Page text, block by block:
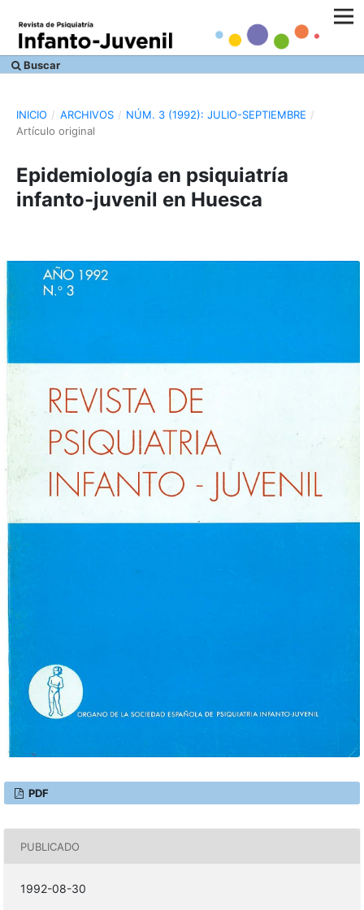
Buscar
INICIO / ARCHIVOS / NÚM. 3 (1992): JULIO-SEPTIEMBRE /
Artículo original
Epidemiología en psiquiatría
infanto-juvenil en Huesca
PDF
PUBLICADO
1992-08-30